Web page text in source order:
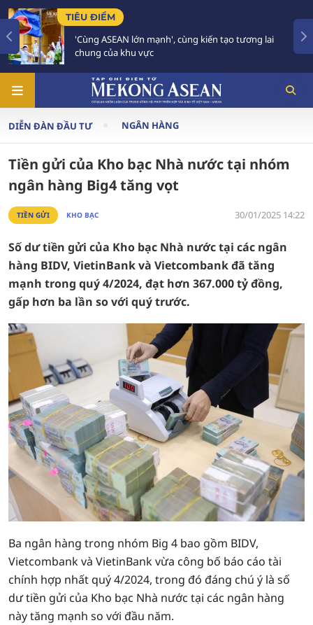
TIÊU ĐIỂM
'Cùng ASEAN lớn mạnh', cùng kiến tạo tương lai
chung của khu vực
DIỄN ĐÀN ĐẦU TƯ NGÂN HÀNG
Tiền gửi của Kho bạc Nhà nước tại nhóm
ngân hàng Big4 tăng vọt
TIỀN GỬI KHO BẠC 30/01/2025 14:22
Số dư tiền gửi của Kho bạc Nhà nước tại các ngân
hàng BIDV, VietinBank và Vietcombank đã tăng
mạnh trong quý 4/2024, đạt hơn 367.000 tỷ đồng,
gấp hơn ba lần so với quý trước.
Ba ngân hàng trong nhóm Big 4 bao gồm BIDV,
Vietcombank và VietinBank vừa công bố báo cáo tài
chính hợp nhất quý 4/2024, trong đó đáng chú ý là số
dư tiền gửi của Kho bạc Nhà nước tại các ngân hàng
này tăng mạnh so với đầu năm.